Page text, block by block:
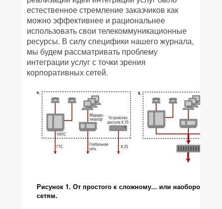
естественное стремление заказчиков как
можно эффективнее и рациональнее
использовать свои телекоммуникационные
ресурсы. В силу специфики нашего журнала,
мы будем рассматривать проблему
интеграции услуг с точки зрения
корпоративных сетей.
Рисунок 1. От простого к сложному... или наоборот?
сетям.